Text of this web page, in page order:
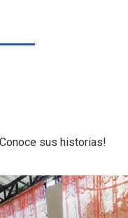
sus historias!